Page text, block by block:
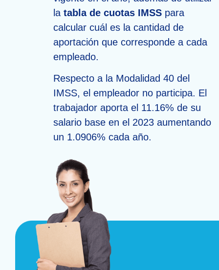
la tabla de cuotas IMSS para
calcular cuál es la cantidad de
aportación que corresponde a cada
empleado.
Respecto a la Modalidad 40 del
IMSS, el empleador no participa. El
trabajador aporta el 11.16% de su
salario base en el 2023 aumentando
un 1.0906% cada año.